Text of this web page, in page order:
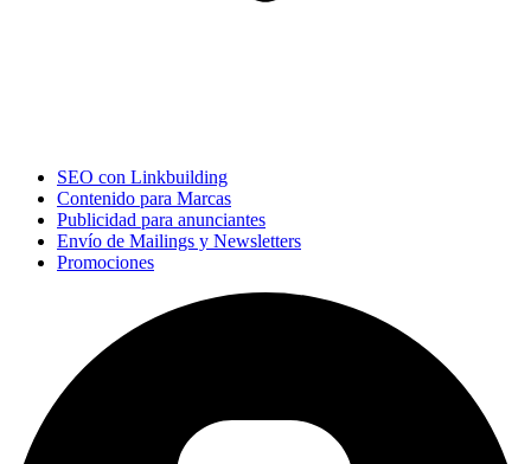
SEO con Linkbuilding
Contenido para Marcas
Publicidad para anunciantes
Envío de Mailings y Newsletters
Promociones